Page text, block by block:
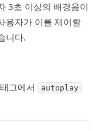
3초 이상의 배경음이
용자가 이를 제어할
니다.
그에서 autoplay